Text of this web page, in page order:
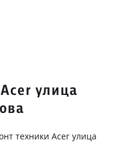
улица
техники Acer улица